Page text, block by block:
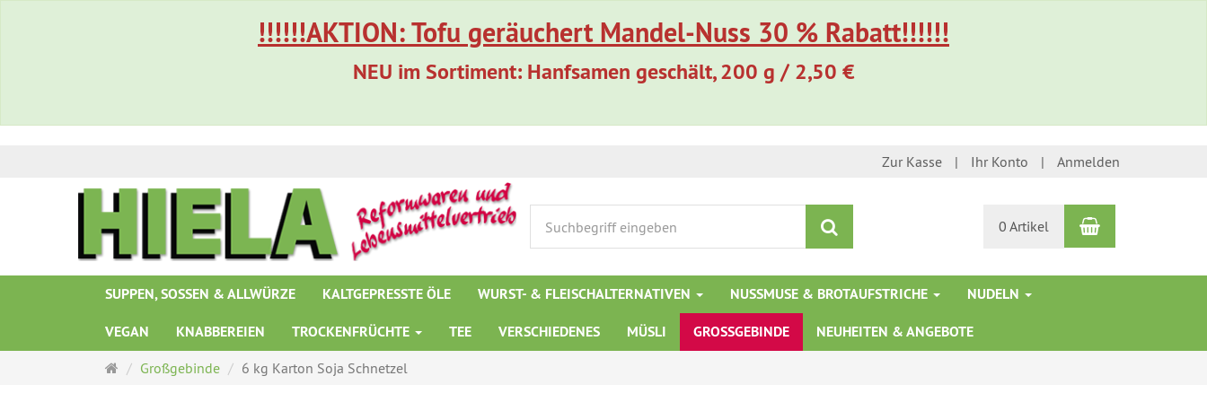
!!!!!!AKTION: Tofu geräuchert Mandel-Nuss 30 % Rabatt!!!!!!
NEU im Sortiment: Hanfsamen geschält, 200 g / 2,50 €
Zur Kasse Ihr Konto Anmelden
0 Artikel Warenkorb
SUPPEN, SOSSEN & ALLWÜRZE KALTGEPRESSTE ÖLE WURST- & FLEISCHALTERNATIVEN NUSSMUSE & BROTAUFSTRICHE
NUDELN
VEGAN
KNABBEREIEN TROCKENFRÜCHTE TEE VERSCHIEDENES MÜSLI GROSSGEBINDE NEUHEITEN & ANGEBOTE
Startseite
Großgebinde 6 kg Karton Soja Schnetzel